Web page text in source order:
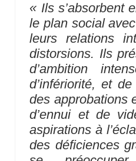
« Ils s’absorbent
le plan social
leurs relations
distorsions. Ils
d’ambition
d’infériorité, et
des approbations
d’ennui et de
aspirations à
des déficiences